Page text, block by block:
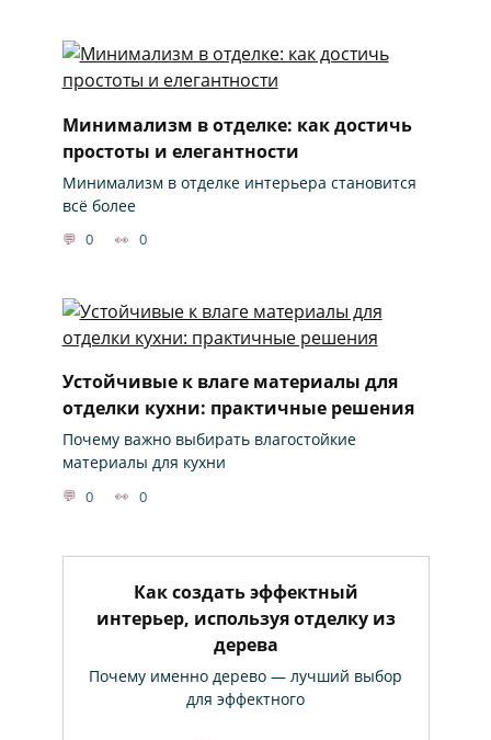
Минимализм в отделке: как достичь
простоты и елегантности
Минимализм в отделке интерьера становится
всё более
0 0
Устойчивые к влаге материалы для
отделки кухни: практичные решения
Почему важно выбирать влагостойкие
материалы для кухни
0 0
Как создать эффектный
интерьер, используя отделку из
дерева
Почему именно дерево — лучший выбор
для эффектного